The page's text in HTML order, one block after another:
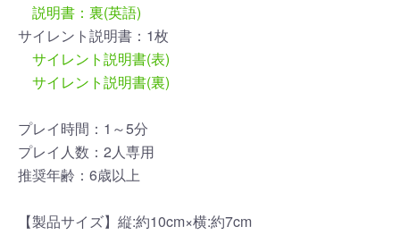
説明書：裏(英語)
サイレント説明書：1枚
サイレント説明書(表)
サイレント説明書(裏)
プレイ時間：1～5分
プレイ人数：2人専用
推奨年齢：6歳以上
【製品サイズ】縦:約10cm×横:約7cm